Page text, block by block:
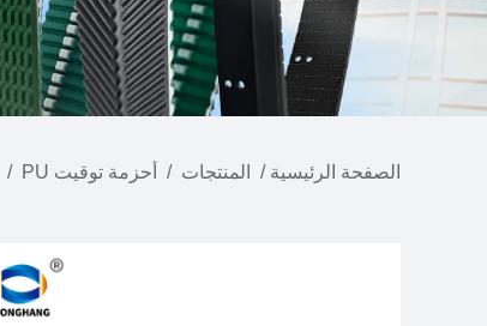
الصفحة الرئيسية / المنتجات / أحزمة توقيت PU /